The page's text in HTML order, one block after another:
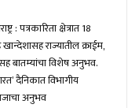
: पत्रकारिता क्षेत्रात 18
राज्यातील क्राईम,
बातम्यांचा विशेष अनुभव.
दैनिकात विभागीय
अनुभव